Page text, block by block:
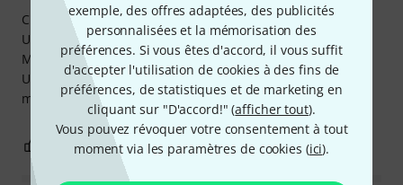
exemple, des offres adaptées, des publicités
personnalisées et la mémorisation des
préférences. Si vous êtes d'accord, il vous suffit
d'accepter l'utilisation de cookies à des fins de
préférences, de statistiques et de marketing en
cliquant sur "D'accord!" (afficher tout).
Vous pouvez révoquer votre consentement à tout
moment via les paramètres de cookies (ici).
Change un peu le son .
Un peu plus métallique.
Mais pas très esthétique.
Un peu trop gros et grossiers.
malgré ça améliore un peu le brillant du son et le sustain.
0 SIGNALER L'ÉVALUATION